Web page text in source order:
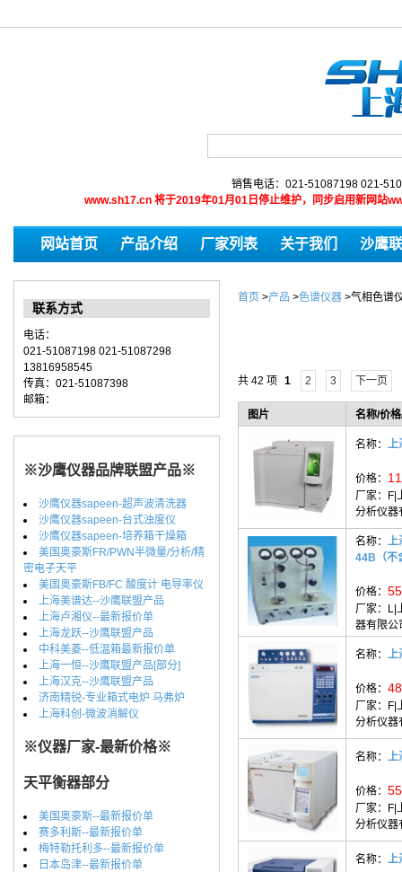
销售电话：021-51087198 021-
www.sh17.cn 将于2019年01月01日停止维护，同步启用新网站
网站首页 产品介绍 厂家列表 关于我们 沙鹰
联系方式
电话：
021-51087198 021-51087298
13816958545
传真：021-51087398
邮箱：
※沙鹰仪器品牌联盟产品※
沙鹰仪器sapeen-超声波清洗器
沙鹰仪器sapeen-台式浊度仪
沙鹰仪器sapeen-培养箱干燥箱
美国奥豪斯FR/PWN半微量/分析/精
密电子天平
美国奥豪斯FB/FC 酸度计 电导率仪
上海美谱达--沙鹰联盟产品
上海卢湘仪--最新报价单
上海龙跃--沙鹰联盟产品
中科美菱--低温箱最新报价单
上海一恒--沙鹰联盟产品[部分]
上海汉克--沙鹰联盟产品
济南精锐-专业箱式电炉 马弗炉
上海科创-微波消解仪
※仪器厂家-最新价格※
天平衡器部分
美国奥豪斯--最新报价单
赛多利斯--最新报价单
梅特勒托利多--最新报价单
日本岛津--最新报价单
首页 >产品 >色谱仪器 >气相色谱
共 42 项 1 2 3 下一页
图片 名称/价
名称： 上
价格：
厂家： F|
分析仪器
名称： 上
44B（不
价格：
厂家： L|
器有限公
名称： 上
价格：
厂家： F|
分析仪器
名称： 上
价格：
厂家： F|
分析仪器
名称： 上